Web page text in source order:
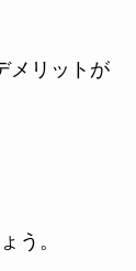
メリットが
う。